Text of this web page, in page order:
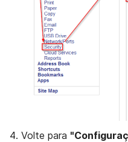
Volte para